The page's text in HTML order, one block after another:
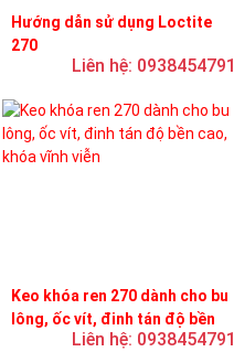
Hướng dẫn sử dụng Loctite
270
Liên hệ: 0938454791
Keo khóa ren 270 dành cho bu
lông, ốc vít, đinh tán độ bền
cao, khóa vĩnh viễn
Liên hệ: 0938454791